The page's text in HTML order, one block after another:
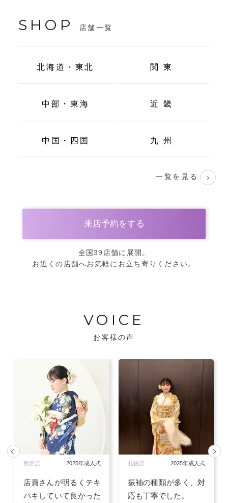
SHOP 店舗一覧
北海道・東北 関 東
中部・東海 近 畿
中国・四国 九 州
一覧を見る
来店予約をする
全国39店舗に展開。
お近くの店舗へお気軽にお立ち寄りください。
VOICE
お客様の声
所沢店 2025年成人式
店員さんが明るくテキ
パキしていて良かった
札幌店 2025年成人式
振袖の種類が多く、対
応も丁寧でした。